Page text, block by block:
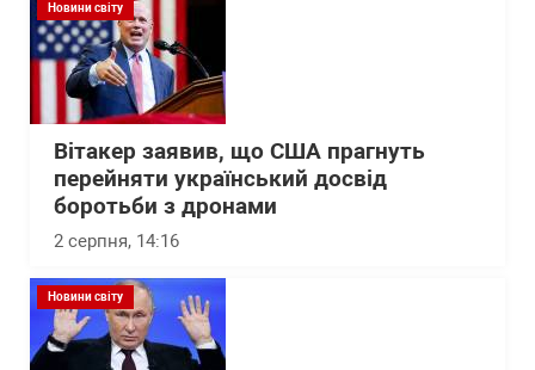
Новини світу
Вітакер заявив, що США прагнуть
перейняти український досвід
боротьби з дронами
2 серпня, 14:16
Новини світу